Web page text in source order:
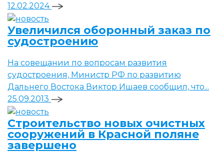
12.02.2024
Увеличился оборонный заказ по
судостроению
На совещании по вопросам развития
судостроения, Министр РФ по развитию
Дальнего Востока Виктор Ишаев сообщил, что...
25.09.2013
Строительство новых очистных
сооружений в Красной поляне
завершено